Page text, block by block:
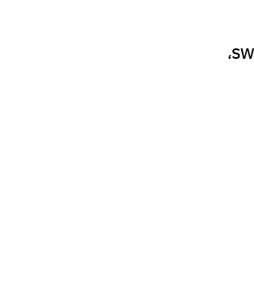
: معظم التحويلات البنكية الدولية، بما في ذلك تلك التي تشمل مصر، تعتمد على نظام SWIFT،